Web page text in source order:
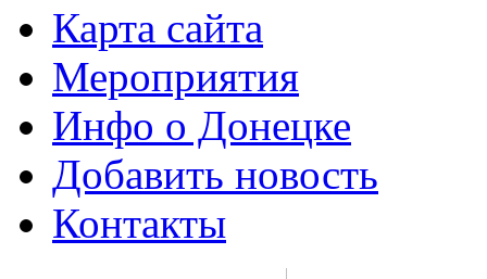
Карта сайта
Мероприятия
Инфо о Донецке
Добавить новость
Контакты